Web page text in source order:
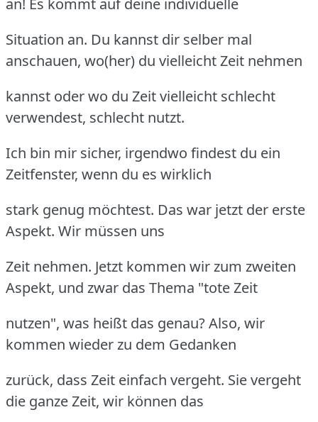
an! Es kommt auf deine individuelle
Situation an. Du kannst dir selber mal
anschauen, wo(her) du vielleicht Zeit nehmen
kannst oder wo du Zeit vielleicht schlecht
verwendest, schlecht nutzt.
Ich bin mir sicher, irgendwo findest du ein
Zeitfenster, wenn du es wirklich
stark genug möchtest. Das war jetzt der erste
Aspekt. Wir müssen uns
Zeit nehmen. Jetzt kommen wir zum zweiten
Aspekt, und zwar das Thema "tote Zeit
nutzen", was heißt das genau? Also, wir
kommen wieder zu dem Gedanken
zurück, dass Zeit einfach vergeht. Sie vergeht
die ganze Zeit, wir können das